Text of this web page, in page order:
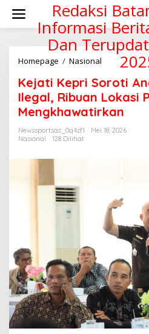
konten
Redaksi
Informasi
Dan
Homepage / Nasional Kejati
Soroti
Ancaman
Tambang
Ilegal,
Ribuan
Lokasi
Kejati Kepri Soroti
Ilegal, Ribuan Lokasi
Mengkhawatirkan
Newssportsaz_0q4zf1
Mei 18, 2026
Nasional
128 Dilihat